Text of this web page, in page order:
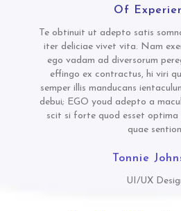
Of
Te obtinuit ut adepto satis
iter deliciae vivet vita. Nam
ego vadam ad diversorum
effingo ex contractus, hi viri
semper illis manducans
debui; EGO youd adepto a
scit si forte quod esset optima
quae
Tonnie
UI/UX